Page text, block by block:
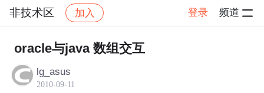
非技术区 加入 登录 频道
非技术区 帖子详情
oracle与java 数组交互
lg_asus
2010-09-11